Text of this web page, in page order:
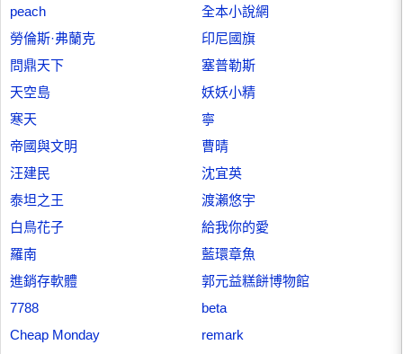
peach
全本小說網
勞倫斯·弗蘭克
印尼國旗
問鼎天下
塞普勒斯
天空島
妖妖小精
寒天
寧
帝國與文明
曹晴
汪建民
沈宜英
泰坦之王
渡瀨悠宇
白鳥花子
給我你的愛
羅南
藍環章魚
進銷存軟體
郭元益糕餅博物館
7788
beta
Cheap Monday
remark